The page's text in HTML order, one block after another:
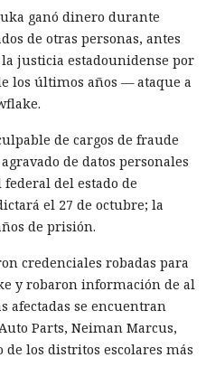
ganó dinero durante
de otras personas, antes
justicia estadounidense por
los últimos años — ataque a
de cargos de fraude
de datos personales
del estado de
el 27 de octubre; la
de prisión.
credenciales robadas para
y robaron información de al
afectadas se encuentran
Parts, Neiman Marcus,
los distritos escolares más